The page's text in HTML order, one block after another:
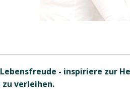
- inspiriere zur
verleihen.